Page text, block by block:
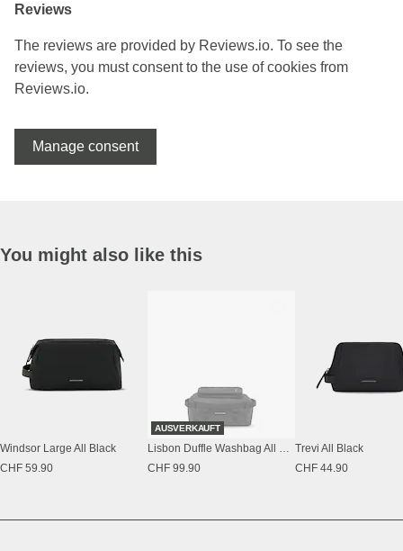
Reviews
The reviews are provided by Reviews.io. To see the
reviews, you must consent to the use of cookies from
Reviews.io.
Manage consent
You might also like this
Windsor Large All Black
CHF 59.90
AUSVERKAUFT
Lisbon Duffle Washbag All Black
CHF 99.90
Trevi All Black
CHF 44.90